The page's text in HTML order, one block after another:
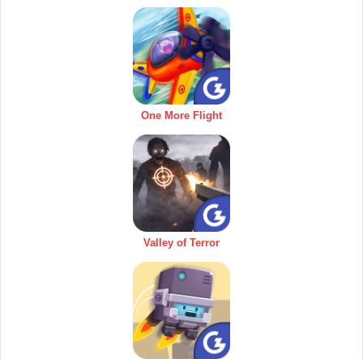
One More Flight
Valley of Terror